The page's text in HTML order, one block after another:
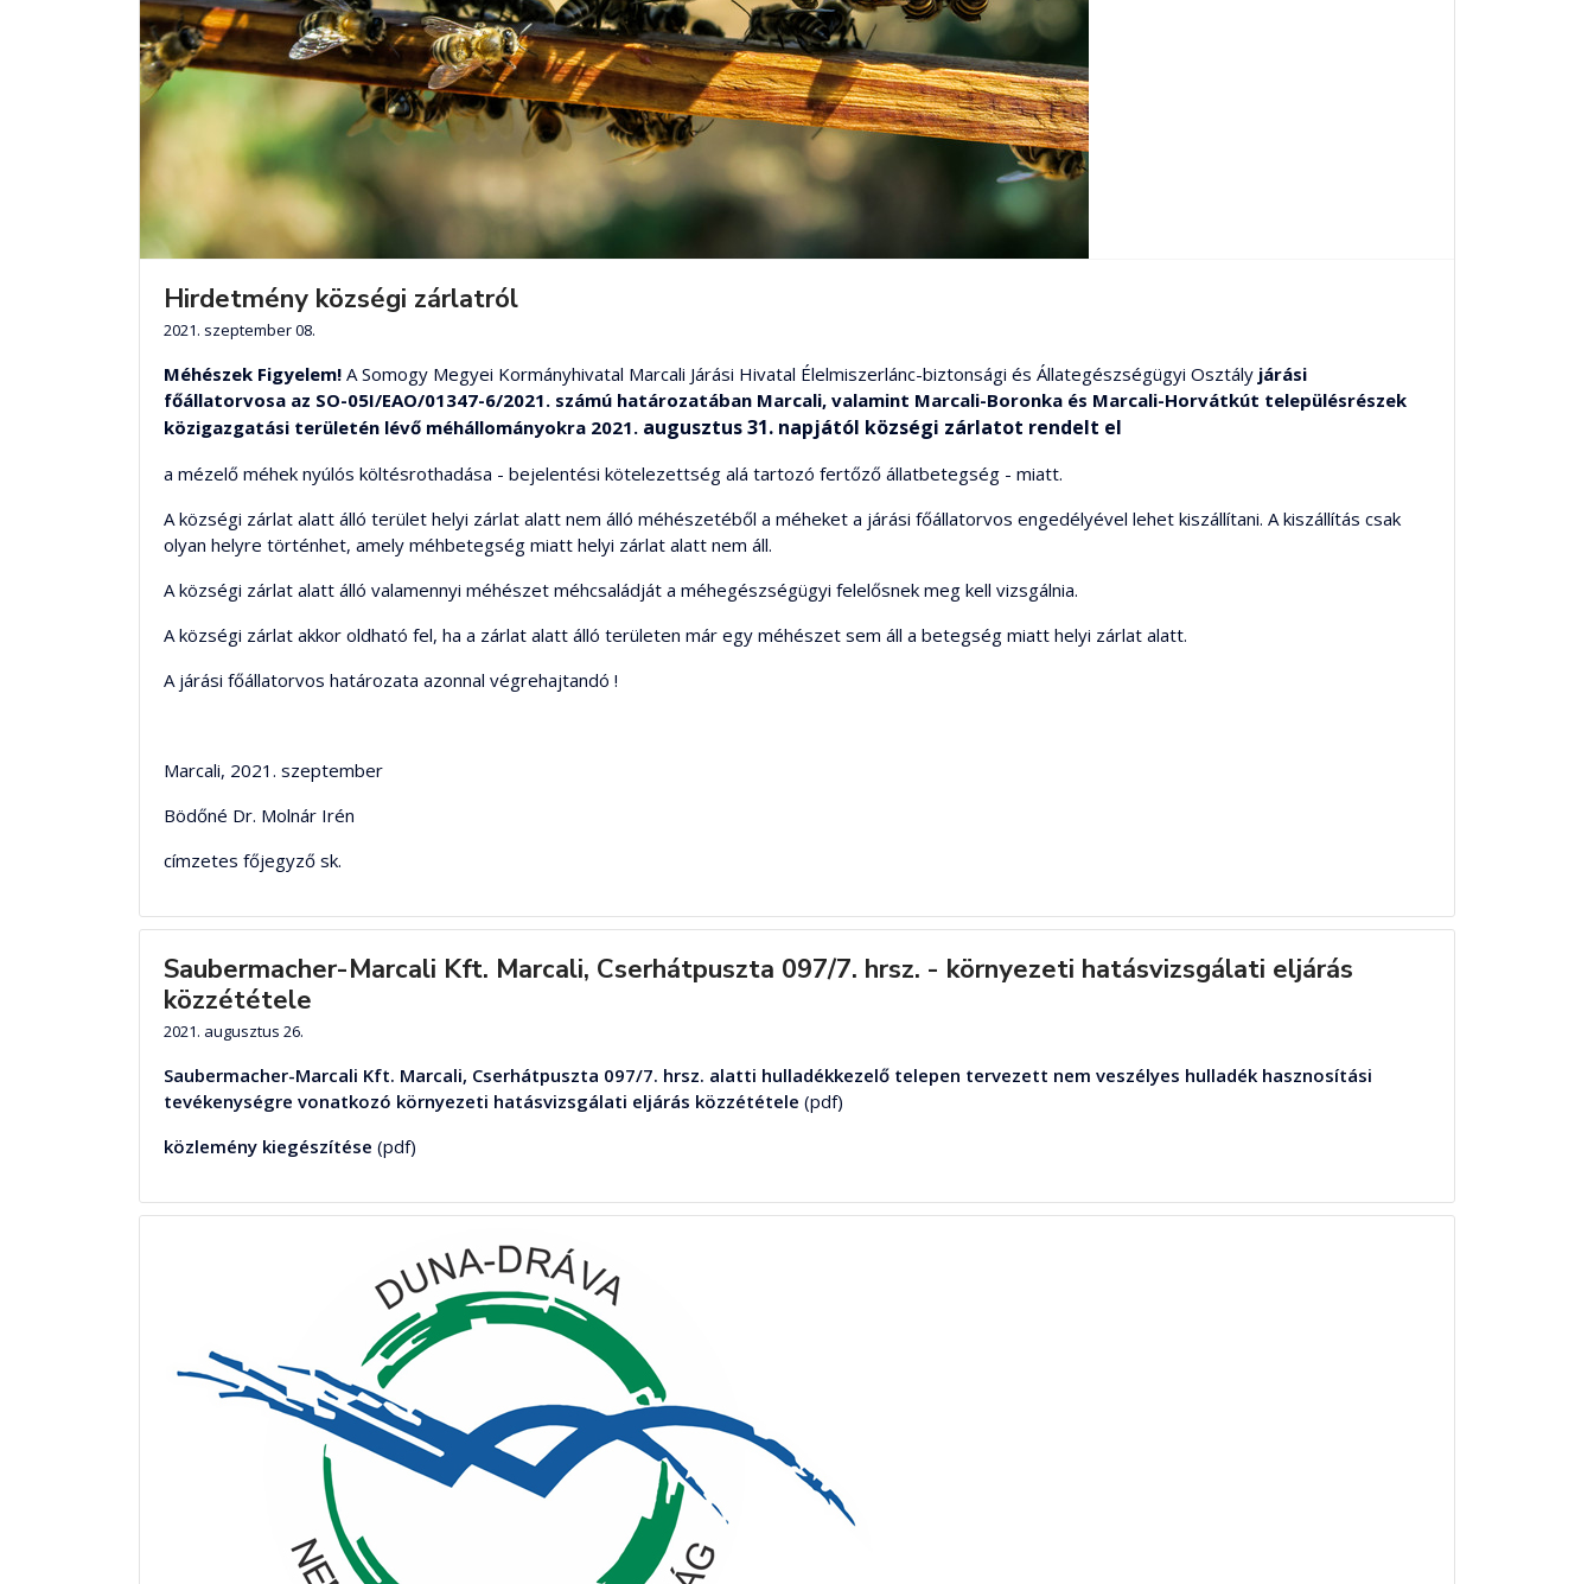
Hirdetmény községi zárlatról
2021. szeptember 08.
Méhészek Figyelem! A Somogy Megyei Kormányhivatal Marcali Járási Hivatal Élelmiszerlánc-biztonsági és Állategészségügyi Osztály járási
főállatorvosa az SO-05I/EAO/01347-6/2021. számú határozatában Marcali, valamint Marcali-Boronka és Marcali-Horvátkút településrészek
közigazgatási területén lévő méhállományokra 2021. augusztus 31. napjától községi zárlatot rendelt el
a mézelő méhek nyúlós költésrothadása - bejelentési kötelezettség alá tartozó fertőző állatbetegség - miatt.
A községi zárlat alatt álló terület helyi zárlat alatt nem álló méhészetéből a méheket a járási főállatorvos engedélyével lehet kiszállítani. A kiszállítás csak
olyan helyre történhet, amely méhbetegség miatt helyi zárlat alatt nem áll.
A községi zárlat alatt álló valamennyi méhészet méhcsaládját a méhegészségügyi felelősnek meg kell vizsgálnia.
A községi zárlat akkor oldható fel, ha a zárlat alatt álló területen már egy méhészet sem áll a betegség miatt helyi zárlat alatt.
A járási főállatorvos határozata azonnal végrehajtandó !
Marcali, 2021. szeptember
Bödőné Dr. Molnár Irén
címzetes főjegyző sk.
Saubermacher-Marcali Kft. Marcali, Cserhátpuszta 097/7. hrsz. - környezeti hatásvizsgálati eljárás
közzététele
2021. augusztus 26.
Saubermacher-Marcali Kft. Marcali, Cserhátpuszta 097/7. hrsz. alatti hulladékkezelő telepen tervezett nem veszélyes hulladék hasznosítási
tevékenységre vonatkozó környezeti hatásvizsgálati eljárás közzététele (pdf)
közlemény kiegészítése (pdf)